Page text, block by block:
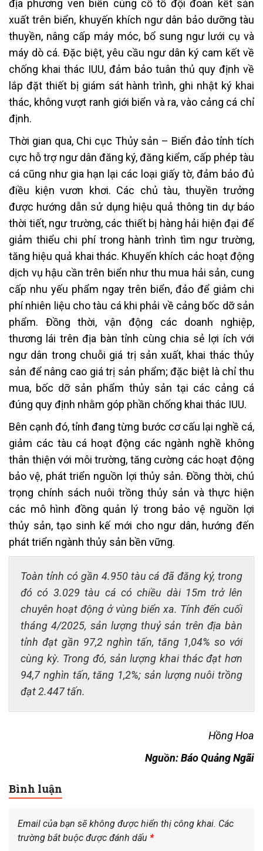
địa phương ven biển củng cố tổ đội đoàn kết sản
xuất trên biển, khuyến khích ngư dân bảo dưỡng tàu
thuyền, nâng cấp máy móc, bổ sung ngư lưới cụ và
máy dò cá. Đặc biệt, yêu cầu ngư dân ký cam kết về
chống khai thác IUU, đảm bảo tuân thủ quy định về
lắp đặt thiết bị giám sát hành trình, ghi nhật ký khai
thác, không vượt ranh giới biển và ra, vào cảng cá chỉ
định.
Thời gian qua, Chi cục Thủy sản – Biển đảo tỉnh tích
cực hỗ trợ ngư dân đăng ký, đăng kiểm, cấp phép tàu
cá cũng như gia hạn lại các loại giấy tờ, đảm bảo đủ
điều kiện vươn khơi. Các chủ tàu, thuyền trưởng
được hướng dẫn sử dụng hiệu quả thông tin dự báo
thời tiết, ngư trường, các thiết bị hàng hải hiện đại để
giảm thiểu chi phí trong hành trình tìm ngư trường,
tăng hiệu quả khai thác. Khuyến khích các hoạt động
dịch vụ hậu cần trên biển như thu mua hải sản, cung
cấp nhu yếu phẩm ngay trên biển, đảo để giảm chi
phí nhiên liệu cho tàu cá khi phải về cảng bốc dỡ sản
phẩm. Đồng thời, vận động các doanh nghiệp,
thương lái trên địa bàn tỉnh cùng chia sẻ lợi ích với
ngư dân trong chuỗi giá trị sản xuất, khai thác thủy
sản để nâng cao giá trị sản phẩm; đặc biệt là chỉ thu
mua, bốc dỡ sản phẩm thủy sản tại các cảng cá
đúng quy định nhằm góp phần chống khai thác IUU.
Bên cạnh đó, tỉnh đang từng bước cơ cấu lại nghề cá,
giảm các tàu cá hoạt động các ngành nghề không
thân thiện với môi trường, tăng cường các hoạt động
bảo vệ, phát triển nguồn lợi thủy sản. Đồng thời, chú
trọng chính sách nuôi trồng thủy sản và thực hiện
các mô hình đồng quản lý trong bảo vệ nguồn lợi
thủy sản, tạo sinh kế mới cho ngư dân, hướng đến
phát triển ngành thủy sản bền vững.
Toàn tỉnh có gần 4.950 tàu cá đã đăng ký, trong
đó có 3.029 tàu cá có chiều dài 15m trở lên
chuyên hoạt động ở vùng biển xa. Tính đến cuối
tháng 4/2025, sản lượng thuỷ sản trên địa bàn
tỉnh đạt gần 97,2 nghìn tấn, tăng 1,04% so với
cùng kỳ. Trong đó, sản lượng khai thác đạt hơn
94,7 nghìn tấn, tăng 1,2%; sản lượng nuôi trồng
đạt 2.447 tấn.
Hồng Hoa
Nguồn: Báo Quảng Ngãi
Bình luận
Email của bạn sẽ không được hiển thị công khai. Các
trường bắt buộc được đánh dấu *